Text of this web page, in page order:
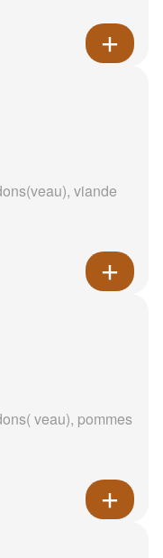
viande
veau), pommes